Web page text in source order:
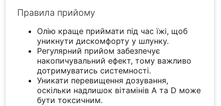
Правила прийому
Олію краще приймати під час їжі, щоб
уникнути дискомфорту у шлунку.
Регулярний прийом забезпечує
накопичувальний ефект, тому важливо
дотримуватись системності.
Уникати перевищення дозування,
оскільки надлишок вітамінів A та D може
бути токсичним.